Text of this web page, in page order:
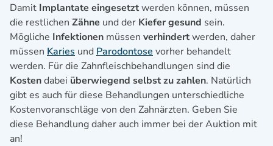
Damit Implantate eingesetztwerden können, müssen
die restlichen Zähne und der Kiefer gesund sein.
Mögliche Infektionen müssen verhindertwerden, daher
müssen Karies und Parodontose vorher behandelt
werden. Für die Zahnfleischbehandlungen sind die
Kostendabei überwiegend selbst zu zahlen. Natürlich
gibt es auch für diese Behandlungen unterschiedliche
Kostenvoranschläge von den Zahnärzten. Geben Sie
diese Behandlung daher auch immer bei der Auktion mit
an!